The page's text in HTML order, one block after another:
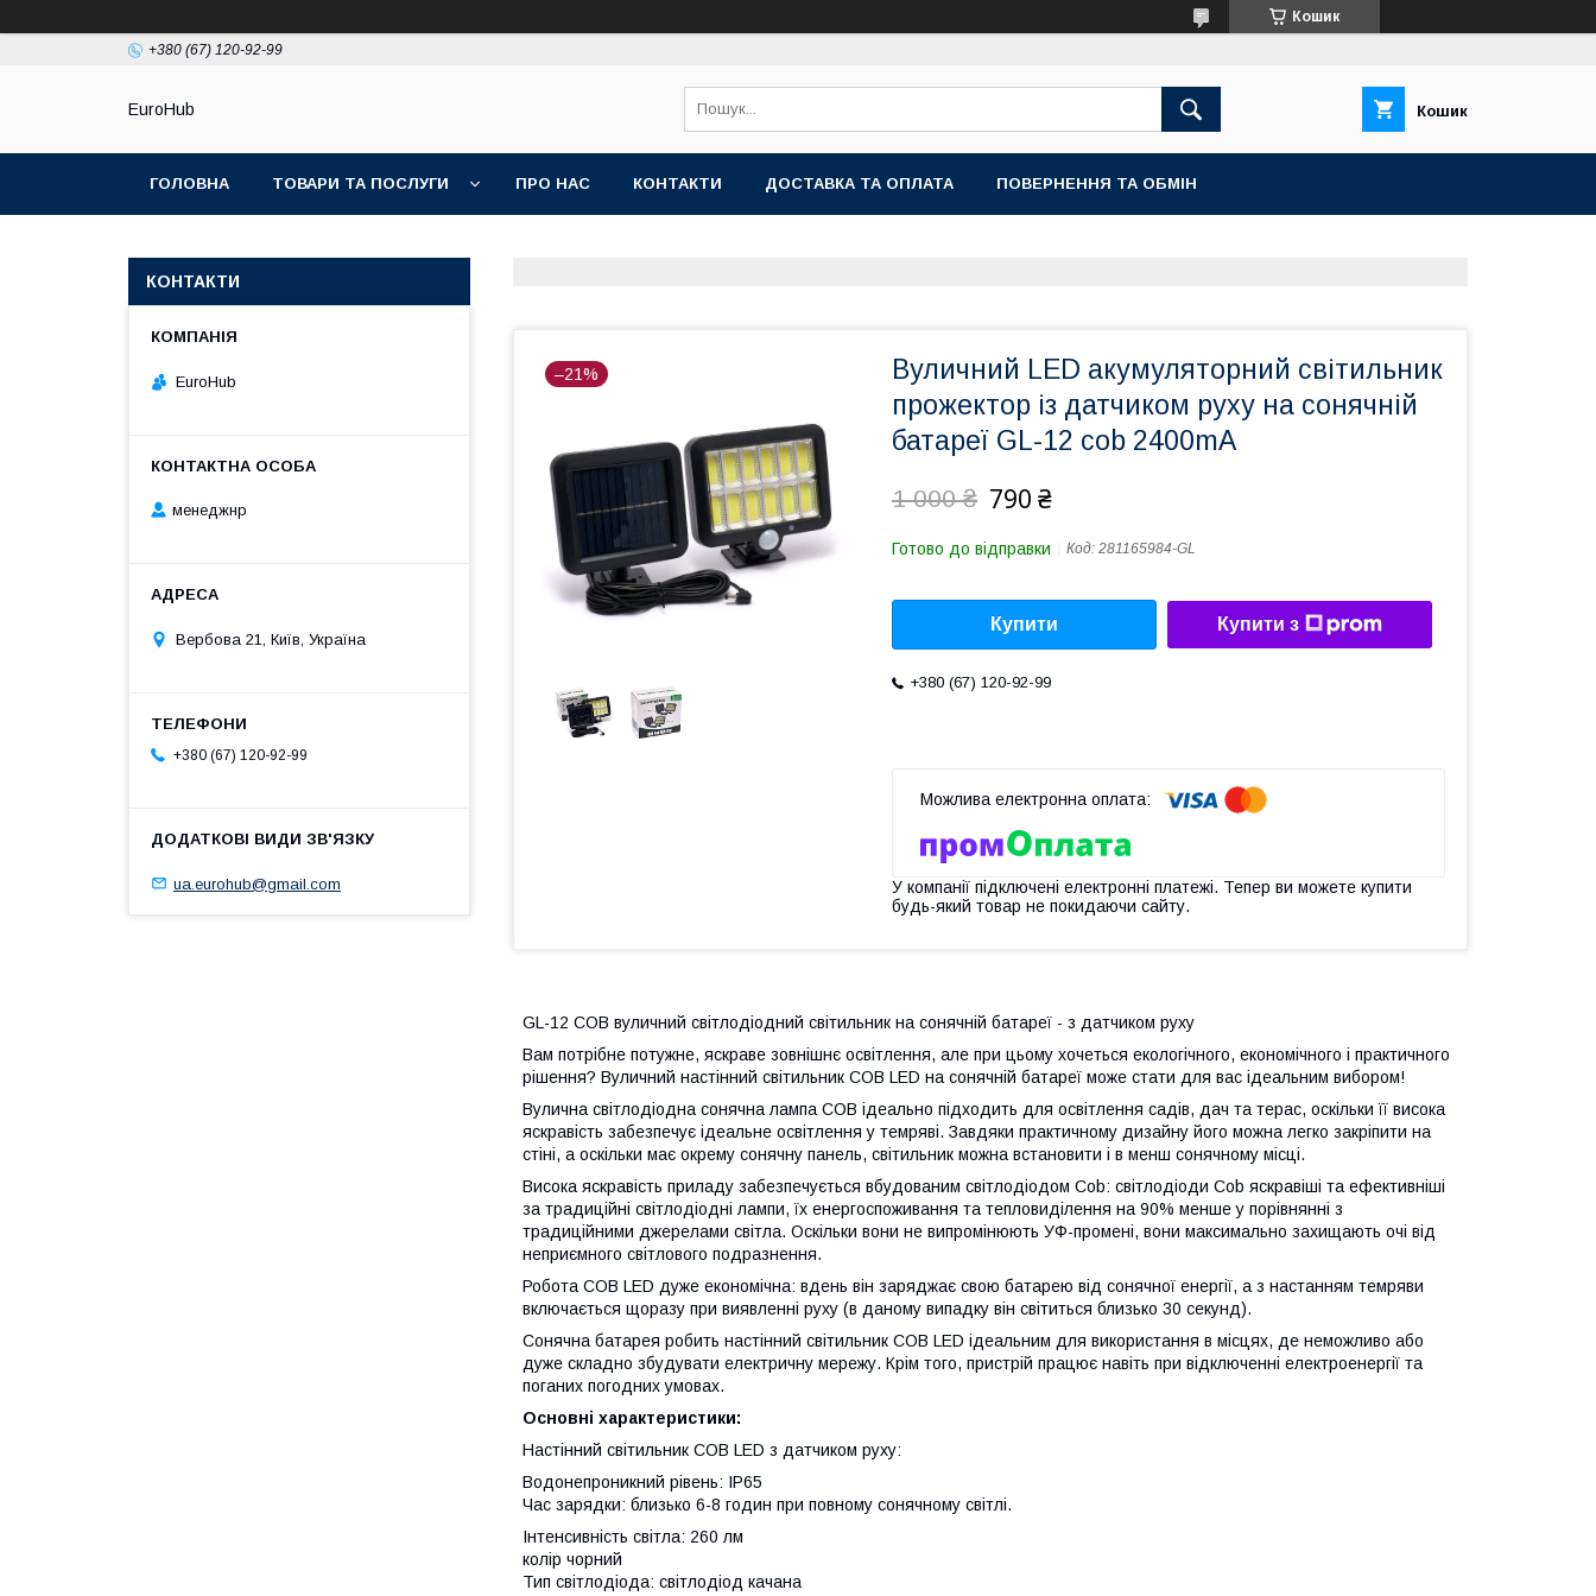
Кошик
+380 (67) 120-92-99
EuroHub Кошик
ГОЛОВНА ТОВАРИ ТА ПОСЛУГИ ПРО НАС КОНТАКТИ ДОСТАВКА ТА ОПЛАТА ПОВЕРНЕННЯ ТА ОБМІН
–21%
Вуличний LED акумуляторний світильник
прожектор із датчиком руху на сонячній
батареї GL-12 cob 2400mA
1 000 ₴ 790 ₴
Готово до відправки Код: 281165984-GL
Купити Купити з
+380 (67) 120-92-99
У компанії підключені електронні платежі. Тепер ви можете купити
будь-який товар не покидаючи сайту.
GL-12 COB вуличний світлодіодний світильник на сонячній батареї - з датчиком руху
Вам потрібне потужне, яскраве зовнішнє освітлення, але при цьому хочеться екологічного, економічного і практичного
рішення? Вуличний настінний світильник COB LED на сонячній батареї може стати для вас ідеальним вибором!
Вулична світлодіодна сонячна лампа COB ідеально підходить для освітлення садів, дач та терас, оскільки її висока
яскравість забезпечує ідеальне освітлення у темряві. Завдяки практичному дизайну його можна легко закріпити на
стіні, а оскільки має окрему сонячну панель, світильник можна встановити і в менш сонячному місці.
Висока яскравість приладу забезпечується вбудованим світлодіодом Cob: світлодіоди Cob яскравіші та ефективніші
за традиційні світлодіодні лампи, їх енергоспоживання та тепловиділення на 90% менше у порівнянні з
традиційними джерелами світла. Оскільки вони не випромінюють УФ-промені, вони максимально захищають очі від
неприємного світлового подразнення.
Робота COB LED дуже економічна: вдень він заряджає свою батарею від сонячної енергії, а з настанням темряви
включається щоразу при виявленні руху (в даному випадку він світиться близько 30 секунд).
Сонячна батарея робить настінний світильник COB LED ідеальним для використання в місцях, де неможливо або
дуже складно збудувати електричну мережу. Крім того, пристрій працює навіть при відключенні електроенергії та
поганих погодних умовах.
Основні характеристики:
Настінний світильник COB LED з датчиком руху:
Водонепроникний рівень: IP65
Час зарядки: близько 6-8 годин при повному сонячному світлі.
Інтенсивність світла: 260 лм
колір чорний
Тип світлодіода: світлодіод качана
КОНТАКТИ
EuroHub
менеджнр
Вербова 21, Київ, Україна
+380 (67) 120-92-99
ua.eurohub@gmail.com